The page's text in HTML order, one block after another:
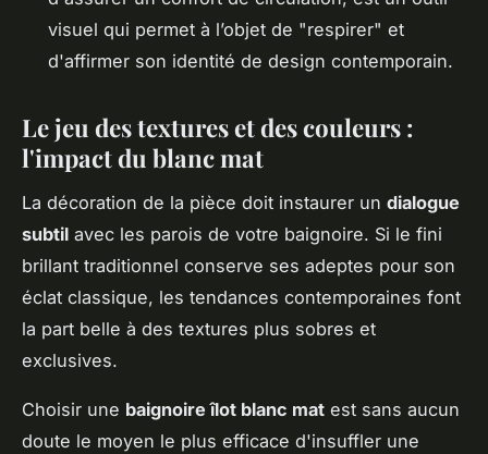
visuel qui permet à l’objet de "respirer" et
d'affirmer son identité de design contemporain.
Le jeu des textures et des couleurs :
l'impact du blanc mat
La décoration de la pièce doit instaurer un dialogue
subtil avec les parois de votre baignoire. Si le fini
brillant traditionnel conserve ses adeptes pour son
éclat classique, les tendances contemporaines font
la part belle à des textures plus sobres et
exclusives.
Choisir une baignoire îlot blanc mat est sans aucun
doute le moyen le plus efficace d'insuffler une